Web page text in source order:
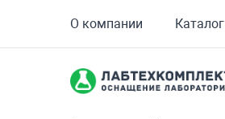
О компании Каталог